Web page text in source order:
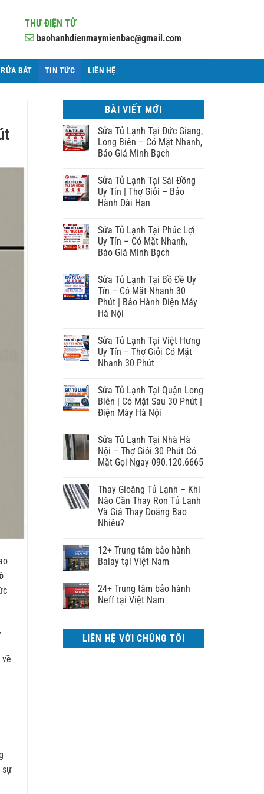
THƯ ĐIỆN TỬ
baohanhdienmaymienbac@gmail.com
BÁT TIN TỨC LIÊN HỆ
sự
BÀI VIẾT MỚI
Sửa Tủ Lạnh Tại Đức Giang,
Long Biên – Có Mặt Nhanh,
Báo Giá Minh Bạch
Sửa Tủ Lạnh Tại Sài Đồng
Uy Tín | Thợ Giỏi – Bảo
Hành Dài Hạn
Sửa Tủ Lạnh Tại Phúc Lợi
Uy Tín – Có Mặt Nhanh,
Báo Giá Minh Bạch
Sửa Tủ Lạnh Tại Bồ Đề Uy
Tín – Có Mặt Nhanh 30
Phút | Bảo Hành Điện Máy
Hà Nội
Sửa Tủ Lạnh Tại Việt Hưng
Uy Tín – Thợ Giỏi Có Mặt
Nhanh 30 Phút
Sửa Tủ Lạnh Tại Quận Long
Biên | Có Mặt Sau 30 Phút |
Điện Máy Hà Nội
Sửa Tủ Lạnh Tại Nhà Hà
Nội – Thợ Giỏi 30 Phút Có
Mặt Gọi Ngay 090.120.6665
Thay Gioăng Tủ Lạnh – Khi
Nào Cần Thay Ron Tủ Lạnh
Và Giá Thay Doăng Bao
Nhiêu?
12+ Trung tâm bảo hành
Balay tại Việt Nam
24+ Trung tâm bảo hành
Neff tại Việt Nam
LIÊN HỆ VỚI CHÚNG TÔI